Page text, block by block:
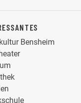
Bensheim